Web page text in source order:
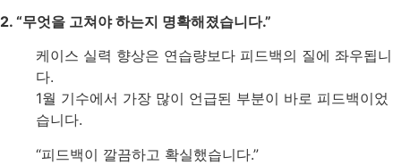
2. “무엇을 고쳐야 하는지 명확해졌습니다.”
케이스 실력 향상은 연습량보다 피드백의 질에 좌우됩니
다.
1월 기수에서 가장 많이 언급된 부분이 바로 피드백이었
습니다.
“피드백이 깔끔하고 확실했습니다.”